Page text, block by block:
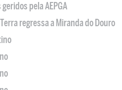
pela AEPGA
regressa a Miranda do Douro